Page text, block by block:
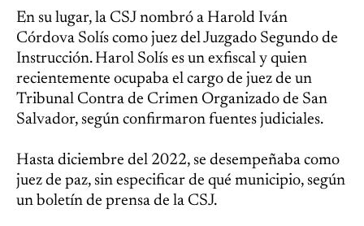
En su lugar, la CSJ nombró a Harold Iván
Córdova Solís como juez del Juzgado Segundo de
Instrucción. Harol Solís es un exfiscal y quien
recientemente ocupaba el cargo de juez de un
Tribunal Contra de Crimen Organizado de San
Salvador, según confirmaron fuentes judiciales.
Hasta diciembre del 2022, se desempeñaba como
juez de paz, sin especificar de qué municipio, según
un boletín de prensa de la CSJ.